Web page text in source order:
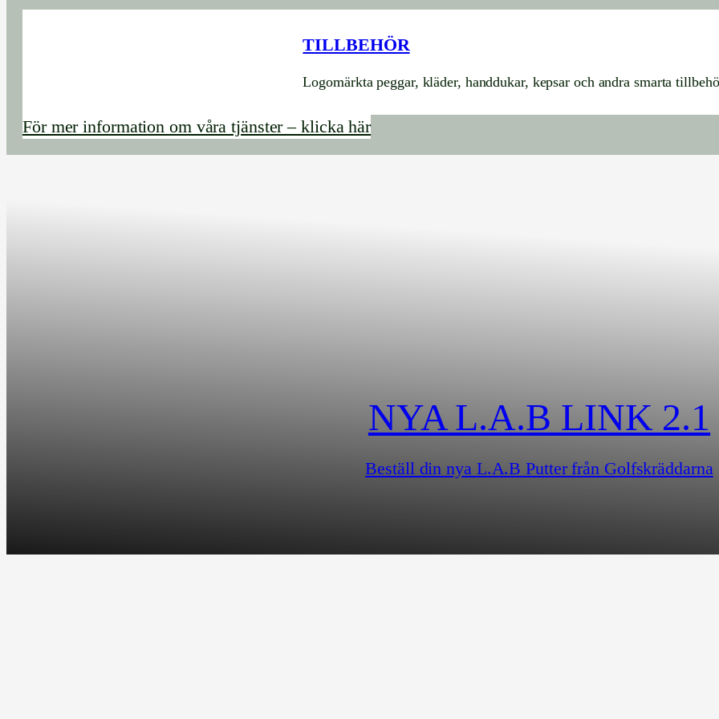
TILLBEHÖR
Logomärkta peggar, kläder, handdukar, kepsar och andra smarta
För mer information om våra tjänster – klicka här
NYA L.A.B LINK 2.1
Beställ din nya L.A.B Putter från Golfskräddarna